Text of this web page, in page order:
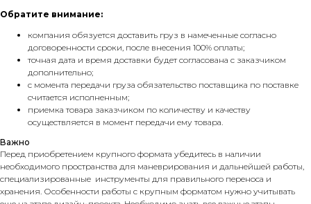
Обратите внимание:
компания обязуется доставить груз в намеченные согласно
договоренности сроки, после внесения 100% оплаты;
точная дата и время доставки будет согласована с заказчиком
дополнительно;
с момента передачи груза обязательство поставщика по поставке
считается исполненным;
приемка товара заказчиком по количеству и качеству
осуществляется в момент передачи ему товара.
Важно
Перед приобретением крупного формата убедитесь в наличии
необходимого пространства для маневрирования и дальнейшей работы,
специализированные инструменты для правильного переноса и
хранения. Особенности работы с крупным форматом нужно учитывать